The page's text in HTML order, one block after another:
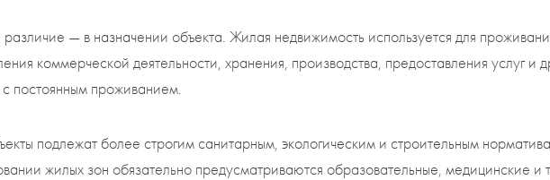
— в назначении объекта. Жилая недвижимость используется для
коммерческой деятельности, хранения, производства, предоставления услуг и
с постоянным проживанием.
подлежат более строгим санитарным, экологическим и строительным
жилых зон обязательно предусматриваются образовательные, медицинские и